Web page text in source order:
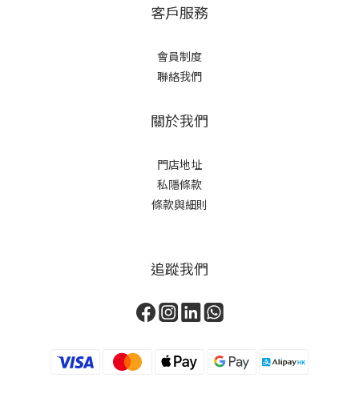
客戶服務
會員制度
聯絡我們
關於我們
門店地址
私隱條款
條款與細則
追蹤我們